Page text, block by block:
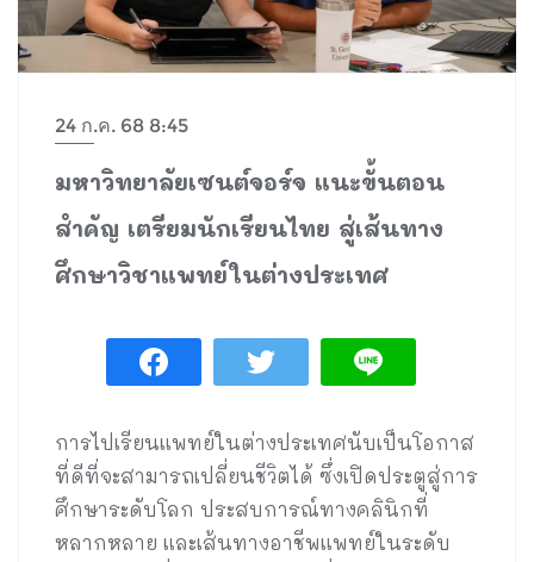
24 ก.ค. 68 8:45
มหาวิทยาลัยเซนต์จอร์จ แนะขั้นตอน
สำคัญ เตรียมนักเรียนไทย สู่เส้นทาง
ศึกษาวิชาแพทย์ในต่างประเทศ
การไปเรียนแพทย์ในต่างประเทศนับเป็นโอกาส
ที่ดีที่จะสามารถเปลี่ยนชีวิตได้ ซึ่งเปิดประตูสู่การ
ศึกษาระดับโลก ประสบการณ์ทางคลินิกที่
หลากหลาย และเส้นทางอาชีพแพทย์ในระดับ